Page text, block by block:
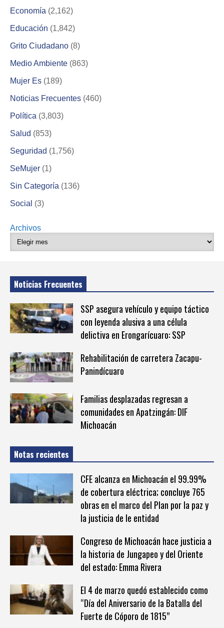
Economía (2,162)
Educación (1,842)
Grito Ciudadano (8)
Medio Ambiente (863)
Mujer Es (189)
Noticias Frecuentes (460)
Política (3,803)
Salud (853)
Seguridad (1,756)
SeMujer (1)
Sin Categoría (136)
Social (3)
Archivos
Noticias Frecuentes
SSP asegura vehículo y equipo táctico
con leyenda alusiva a una célula
delictiva en Erongarícuaro: SSP
Rehabilitación de carretera Zacapu-
Panindícuaro
Familias desplazadas regresan a
comunidades en Apatzingán: DIF
Michoacán
Notas recientes
CFE alcanza en Michoacán el 99.99%
de cobertura eléctrica; concluye 765
obras en el marco del Plan por la paz y
la justicia de le entidad
Congreso de Michoacán hace justicia a
la historia de Jungapeo y del Oriente
del estado: Emma Rivera
El 4 de marzo quedó establecido como
“Día del Aniversario de la Batalla del
Fuerte de Cóporo de 1815”